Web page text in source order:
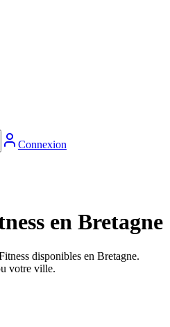
Connexion
en Bretagne
disponibles en Bretagne.
votre ville.